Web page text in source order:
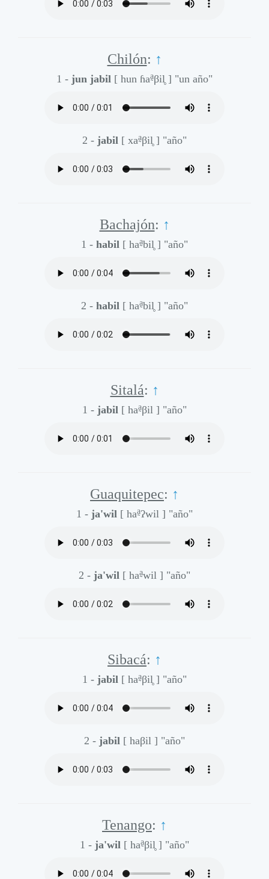
Chilón: ↑
1 - jun jabil [ hun ɦaa̰βil̥ ] "un año"
2 - jabil [ xaa̰βil̥ ] "año"
Bachajón: ↑
1 - habil [ haa̰bil̥ ] "año"
2 - habil [ haa̰bil̥ ] "año"
Sitalá: ↑
1 - jabil [ haa̰βil ] "año"
Guaquitepec: ↑
1 - ja'wil [ haa̰ʔwil ] "año"
2 - ja'wil [ haa̰wil ] "año"
Sibacá: ↑
1 - jabil [ haa̰βil̥ ] "año"
2 - jabil [ haβil ] "año"
Tenango: ↑
1 - ja'wil [ haa̰βil̥ ] "año"